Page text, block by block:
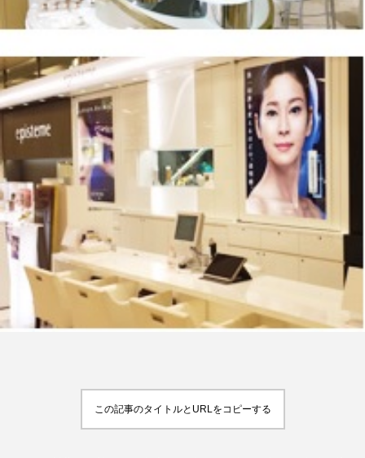
FEATURED 注目の企画
TAG LIST タグ一覧
AI B2B ChatGPT
Gemini Instagram SaaS SNS
TikTok アスタキサンチン
アスレジャーコスメ アレルギー アロマ
アンチエイジング アンチソリチュード
ウェアラブルデバイス ウェルネス
この記事のタイトルとURLをコピーする